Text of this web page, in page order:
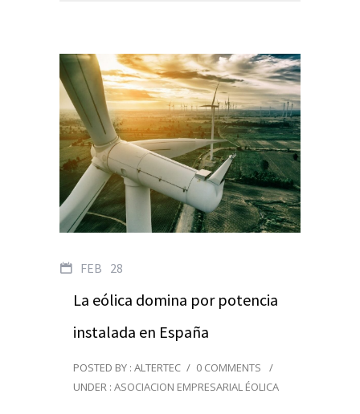
FEB 28
La eólica domina por potencia
instalada en España
POSTED BY : ALTERTEC / 0 COMMENTS
/
UNDER : ASOCIACION EMPRESARIAL ÉOLICA